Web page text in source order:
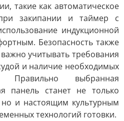
такие как автоматическое
закипании и таймер с
индукционной
Безопасность также
учитывать требования
и наличие необходимых
Правильно выбранная
панель станет не только
и настоящим культурным
технологий готовки.